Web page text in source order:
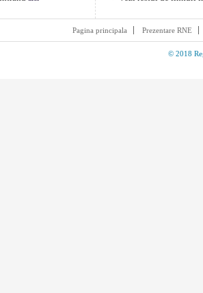
Pagina principala Prezentare RNE
© 2018